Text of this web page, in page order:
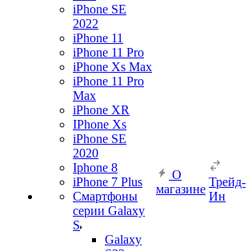
iPhone SE
2022
iPhone 11
iPhone 11 Pro
iPhone Xs Max
iPhone 11 Pro
Max
iPhone XR
IPhone Xs
iPhone SE
2020
Iphone 8
iPhone 7 Plus
Смартфоны
серии Galaxy
S
Galaxy
О
магазине
Трейд-
Ин